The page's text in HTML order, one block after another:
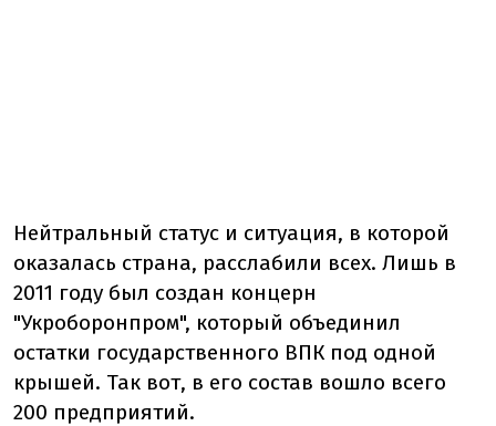
Нейтральный статус и ситуация, в которой
оказалась страна, расслабили всех. Лишь в
2011 году был создан концерн
"Укроборонпром", который объединил
остатки государственного ВПК под одной
крышей. Так вот, в его состав вошло всего
200 предприятий.